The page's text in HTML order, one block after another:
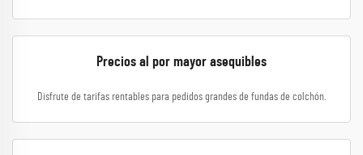
Precios al por mayor asequibles
Disfrute de tarifas rentables para pedidos grandes de fundas de colchón.